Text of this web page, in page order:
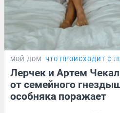
МОЙ ДОМ ЧТО ПРОИСХОДИТ С
Лерчек и Артем
от семейного
особняка поражает